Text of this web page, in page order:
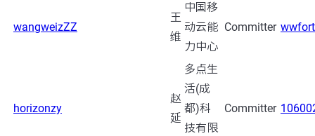
wangweizZZ
王
维
中国移
动云能
力中心
Committer
horizonzy
赵
延
多点生
活(成
都)科
技有限
Committer